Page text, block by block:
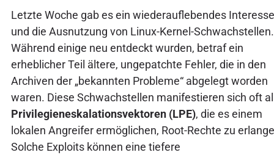
Letzte Woche gab es ein wiederauflebendes
und die Ausnutzung von Linux-Kernel-Schwachstellen.
Während einige neu entdeckt wurden, betraf ein
erheblicher Teil ältere, ungepatchte Fehler, die in den
Archiven der „bekannten Probleme“ abgelegt worden
waren. Diese Schwachstellen manifestieren sich oft
Privilegieneskalationsvektoren (LPE), die es einem
lokalen Angreifer ermöglichen, Root-Rechte zu
Solche Exploits können eine tiefere